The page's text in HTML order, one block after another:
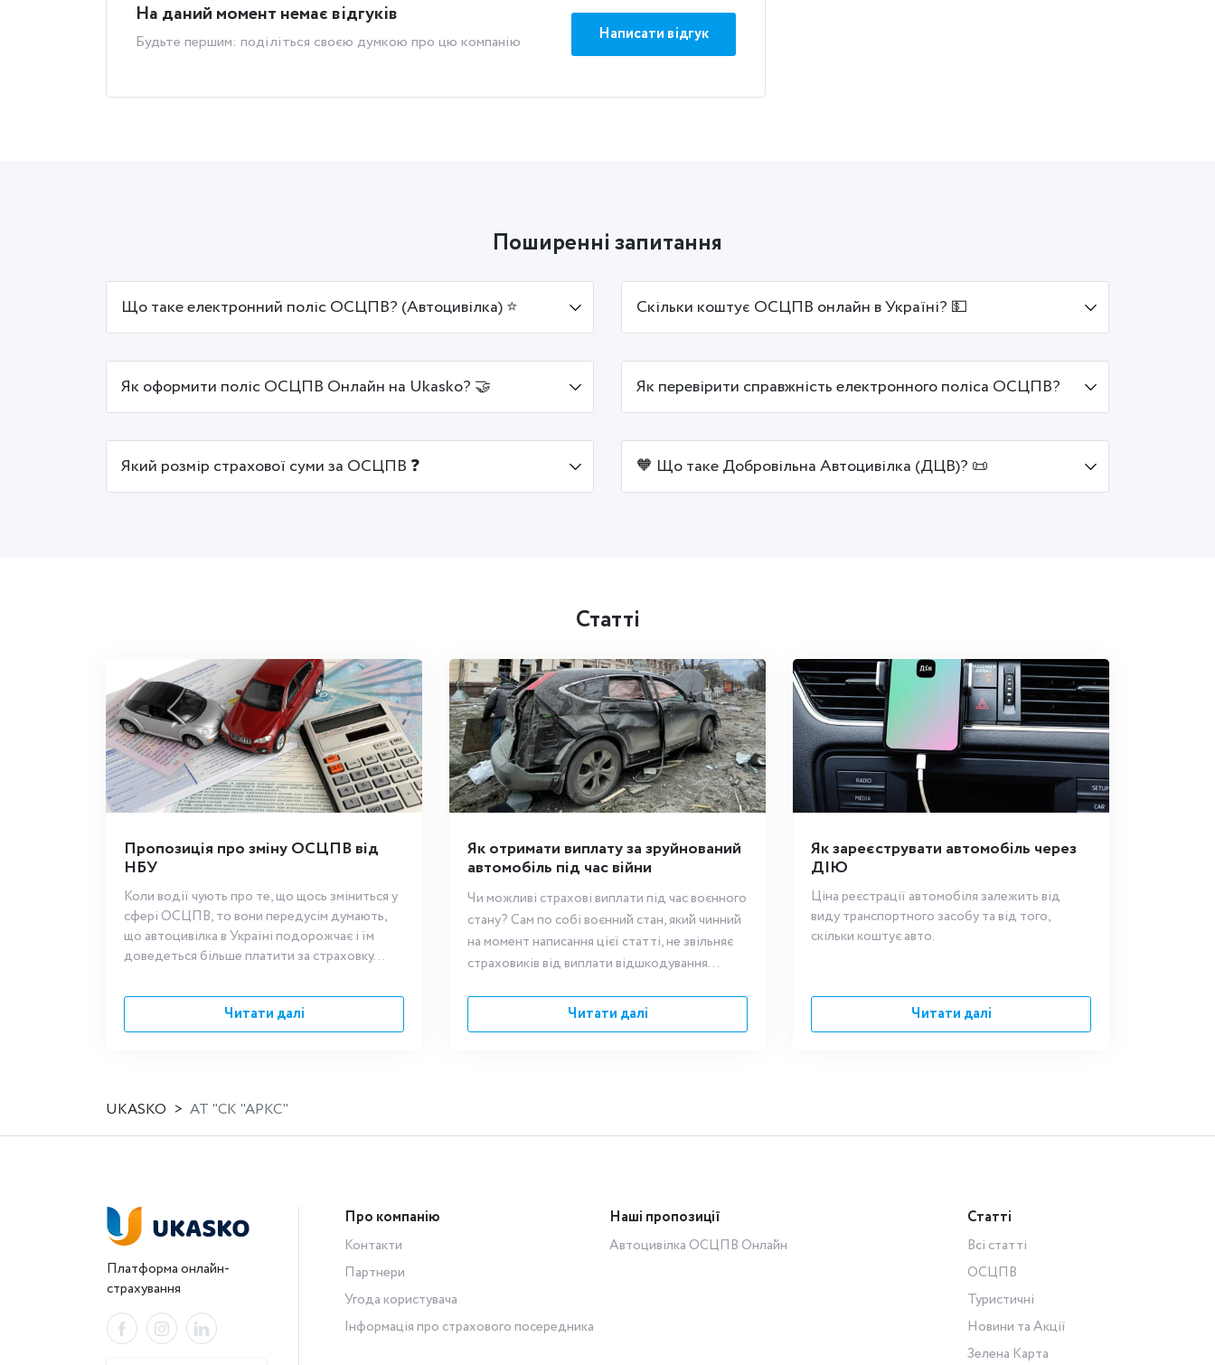
На даний момент немає відгуків
Будьте першим: поділіться своєю думкою про цю компанію Написати відгук
Поширенні запитання
Що таке електронний поліс ОСЦПВ? (Автоцивілка) ⭐ Скільки коштує ОСЦПВ онлайн в Україні? 💵
Як оформити поліс ОСЦПВ Онлайн на Ukasko? 🤝 Як перевірити справжність електронного поліса ОСЦПВ?
Який розмір страхової суми за ОСЦПВ ❓ 🧡 Що таке Добровільна Автоцивілка (ДЦВ)? 📜
Статті
Пропозиція про зміну ОСЦПВ від
НБУ
Коли водії чують про те, що щось зміниться у
сфері ОСЦПВ, то вони передусім думають,
що автоцивілка в Україні подорожчає і їм
доведеться більше платити за страховку...
Читати далі
Як отримати виплату за зруйнований
автомобіль під час війни
Чи можливі страхові виплати під час воєнного
стану? Сам по собі воєнний стан, який чинний
на момент написання цієї статті, не звільняє
страховиків від виплати відшкодування...
Читати далі
Як зареєструвати автомобіль через
ДІЮ
Ціна реєстрації автомобіля залежить від
виду транспортного засобу та від того,
скільки коштує авто.
Читати далі
UKASKO АТ "СК "АРКС"
Платформа онлайн-
страхування
Про компанію
Контакти
Партнери
Угода користувача
Інформація про страхового посередника
Наші пропозиції
Автоцивілка ОСЦПВ Онлайн
Статті
Всі статті
ОСЦПВ
Туристичні
Новини та Акції
Зелена Карта